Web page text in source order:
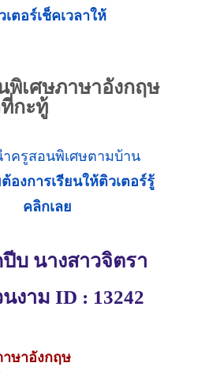
เตอร์เช็คเวลาให้
พิเศษภาษาอังกฤษ
กะทู้
องการเรียนให้ติวเตอร์รู้
คลิกเลย
บ นางสาวจิตรา
งาม ID : 13242
ษาอังกฤษ